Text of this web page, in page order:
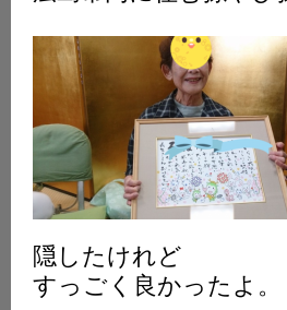
隠したけれど
すっごく良かったよ。